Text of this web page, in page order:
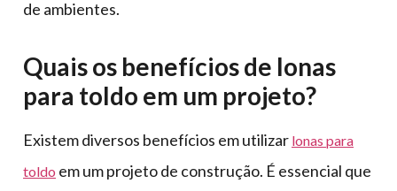
de ambientes.
Quais os benefícios de lonas
para toldo em um projeto?
Existem diversos benefícios em utilizar lonas para
toldo em um projeto de construção. É essencial que